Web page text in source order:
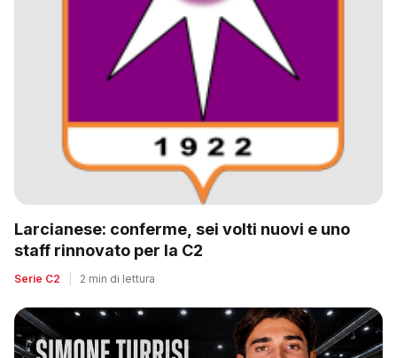
Larcianese: conferme, sei volti nuovi e uno
staff rinnovato per la C2
Serie C2 2 min di lettura